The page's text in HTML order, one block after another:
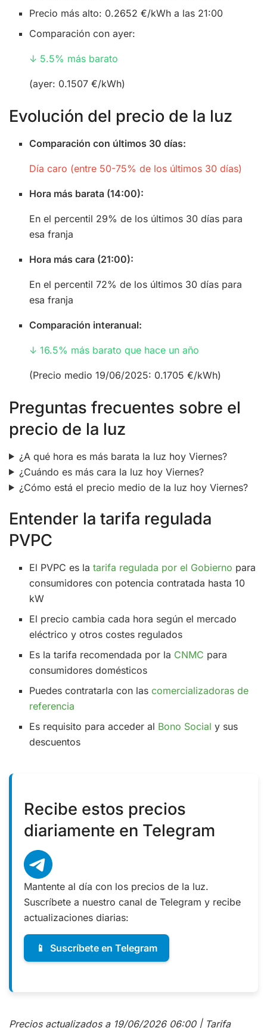
Precio más alto: 0.2652 €/kWh a las 21:00
Comparación con ayer:
↓ 5.5% más barato
(ayer: 0.1507 €/kWh)
Evolución del precio de la luz
Comparación con últimos 30 días:
Día caro (entre 50-75% de los últimos 30 días)
Hora más barata (14:00):
En el percentil 29% de los últimos 30 días para
esa franja
Hora más cara (21:00):
En el percentil 72% de los últimos 30 días para
esa franja
Comparación interanual:
↓ 16.5% más barato que hace un año
(Precio medio 19/06/2025: 0.1705 €/kWh)
Preguntas frecuentes sobre el
precio de la luz
¿A qué hora es más barata la luz hoy Viernes?
¿Cuándo es más cara la luz hoy Viernes?
¿Cómo está el precio medio de la luz hoy Viernes?
Entender la tarifa regulada
PVPC
El PVPC es latarifa regulada por el Gobierno para
consumidores con potencia contratada hasta 10
kW
El precio cambia cada hora según el mercado
eléctrico y otros costes regulados
Es la tarifa recomendada por la CNMC para
consumidores domésticos
Puedes contratarla con lascomercializadoras de
referencia
Es requisito para acceder al Bono Social y sus
descuentos
Recibe estos precios
diariamente en Telegram
Mantente al día con los precios de la luz.
Suscríbete a nuestro canal de Telegram y recibe
actualizaciones diarias:
📱 Suscríbete en Telegram
Precios actualizados a 19/06/2026 06:00 | Tarifa